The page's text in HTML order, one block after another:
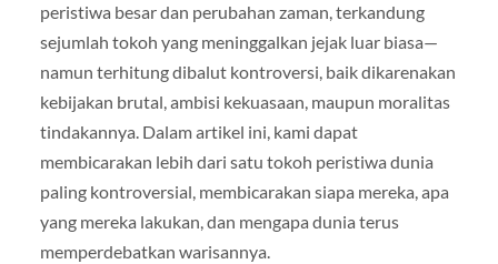
peristiwa besar dan perubahan zaman, terkandung
sejumlah tokoh yang meninggalkan jejak luar biasa—
namun terhitung dibalut kontroversi, baik dikarenakan
kebijakan brutal, ambisi kekuasaan, maupun moralitas
tindakannya. Dalam artikel ini, kami dapat
membicarakan lebih dari satu tokoh peristiwa dunia
paling kontroversial, membicarakan siapa mereka, apa
yang mereka lakukan, dan mengapa dunia terus
memperdebatkan warisannya.